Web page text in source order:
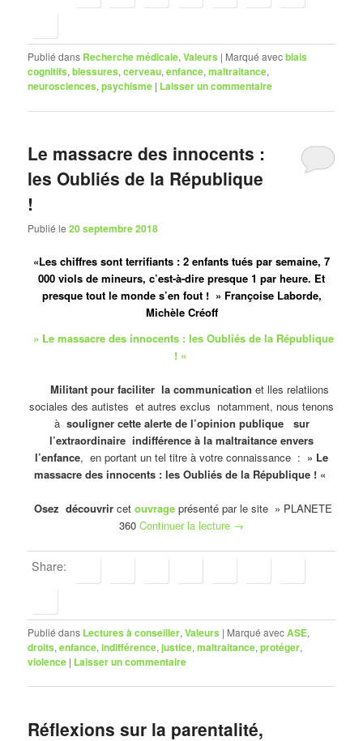
Publié dans Recherche médicale,Valeurs | Marqué avecbiais
cognitifs,blessures,cerveau,enfance,maltraitance,
neurosciences,psychisme | Laisser un commentaire
Le massacre des innocents :
les Oubliés de la République
!
Publié le20 septembre 2018
«Les chiffres sont terrifiants : 2 enfants tués par semaine, 7
000 viols de mineurs, c’est-à-dire presque 1 par heure. Et
presque tout le monde s’en fout ! » Françoise Laborde,
Michèle Créoff
» Le massacre des innocents : les Oubliés de la République
! «
Militant pour faciliter la communication et lles relatiions
sociales des autistes et autres exclus notamment, nous tenons
àsouligner cette alerte de l’opinion publique sur
l’extraordinaire indifférence à la maltraitance envers
l’enfance, en portant un tel titre à votre connaissance : » Le
massacre des innocents : les Oubliés de la République ! «
Osez découvrir cet ouvrage présenté par le site » PLANETE
360 Continuer la lecture →
Share:
Publié dans Lectures à conseiller,Valeurs | Marqué avecASE,
droits,enfance,indifférence,justice,maltraitance,protéger,
violence | Laisser un commentaire
Réflexions sur la parentalité,